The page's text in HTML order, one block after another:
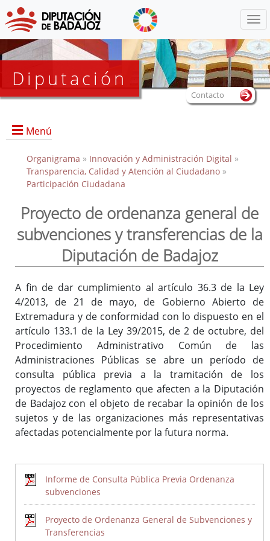
Diputación
Menú
Inicio
Organigrama » Innovación y Administración Digital »
Transparencia, Calidad y Atención al Ciudadano»
Participación Ciudadana
Proyecto de ordenanza general de
subvenciones y transferencias de la
Diputación de Badajoz
A fin de dar cumplimiento al artículo 36.3 de la Ley
4/2013, de 21 de mayo, de Gobierno Abierto de
Extremadura y de conformidad con lo dispuesto en el
artículo 133.1 de la Ley 39/2015, de 2 de octubre, del
Procedimiento Administrativo Común de las
Administraciones Públicas se abre un período de
consulta pública previa a la tramitación de los
proyectos de reglamento que afecten a la Diputación
de Badajoz con el objeto de recabar la opinión de los
sujetos y de las organizaciones más representativas
afectadas potencialmente por la futura norma.
Informe de Consulta Pública Previa Ordenanza
subvenciones
Proyecto de Ordenanza General de Subvenciones y
Transferencias
Contacto